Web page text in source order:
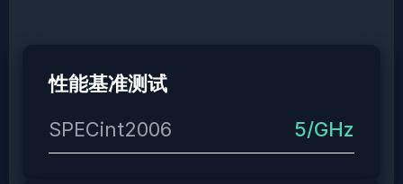
性能基准测试
SPECint2006
5/GHz